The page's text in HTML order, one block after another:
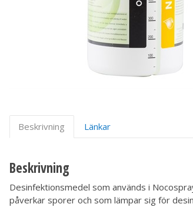
Beskrivning Länkar
Beskrivning
Desinfektionsmedel som används i
påverkar sporer och som lämpar sig för